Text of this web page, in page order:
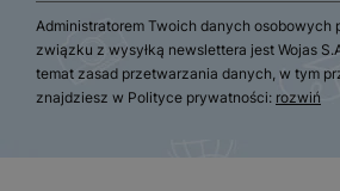
Administratorem Twoich danych osobowych
związku z wysyłką newslettera jest Wojas
temat zasad przetwarzania danych, w tym
znajdziesz w Polityce prywatności: rozwiń